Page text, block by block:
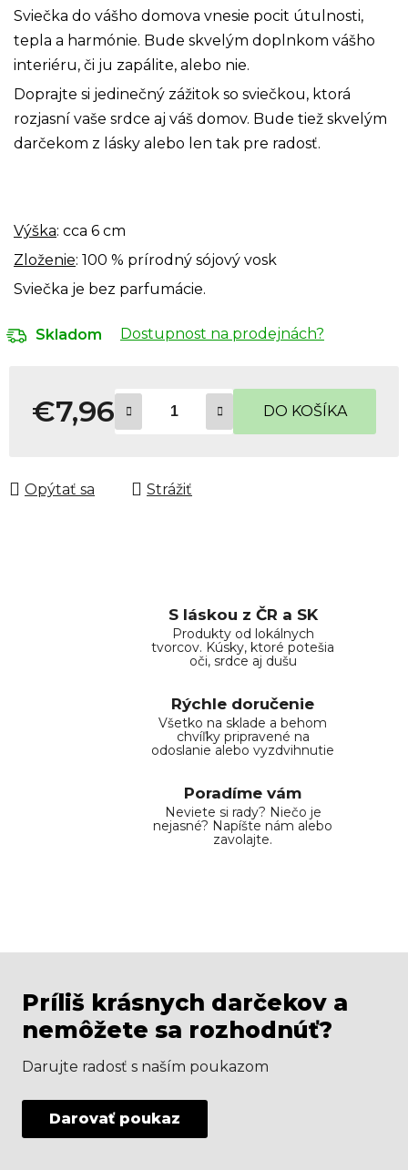
Sviečka do vášho domova vnesie pocit útulnosti,
tepla a harmónie. Bude skvelým doplnkom vášho
interiéru, či ju zapálite, alebo nie.
Doprajte si jedinečný zážitok so sviečkou, ktorá
rozjasní vaše srdce aj váš domov. Bude tiež skvelým
darčekom z lásky alebo len tak pre radosť.
Výška: cca 6 cm
Zloženie: 100 % prírodný sójový vosk
Sviečka je bez parfumácie.
Skladom Dostupnost na prodejnách?
€7,96 DO KOŠÍKA
Opýtať sa Strážiť
S láskou z ČR a SK
Produkty od lokálnych
tvorcov. Kúsky, ktoré potešia
oči, srdce aj dušu
Rýchle doručenie
Všetko na sklade a behom
chvíľky pripravené na
odoslanie alebo vyzdvihnutie
Poradíme vám
Neviete si rady? Niečo je
nejasné? Napíšte nám alebo
zavolajte.
Príliš krásnych darčekov a
nemôžete sa rozhodnúť?
Darujte radosť s naším poukazom
Darovať poukaz